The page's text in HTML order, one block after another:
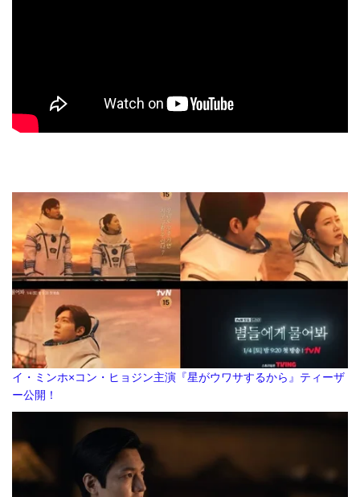
イ・ミンホ×コン・ヒョジン主演『星がウワサするから』ティーザ
ー公開！